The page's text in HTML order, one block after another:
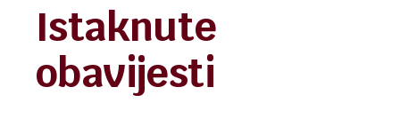
Istaknute
obavijesti